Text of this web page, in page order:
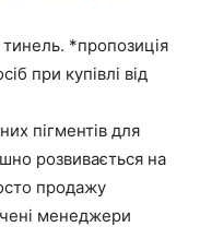
*пропозиція
при купівлі від
пігментів для
розвивається на
продажу
менеджери